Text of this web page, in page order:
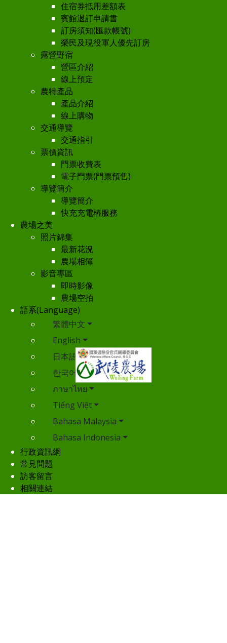
住宿券抵用差額表
賓館退訂申請書
訂房須知(匯款帳號)
榮民及現役軍人優先訂房
露營野宿
營區介紹
線上預定
農特產品
產品介紹
線上購物
交通導覽
交通指引
票價資訊
門票收費表
電子門票(門票預售)
導覽簡介
導覽簡介
快充充電樁服務
農場之美
照片錦集
最新花況
農場相簿
影音專區
即時影像
農場空拍
語系(Language)
繁體中文
English
日本語
한국어
ภาษาไทย
Tiếng Việt
Bahasa Malaysia
Bahasa Indonesia
行政資訊網
常見問題
訪客留言
相關連結